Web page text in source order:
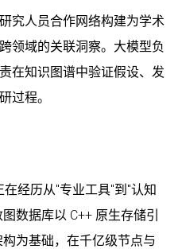
究人员合作网络构建为学术
领域的关联洞察。大模型负
在知识图谱中验证假设、发
过程。
经历从"专业工具"到"认知
数据库以 C++ 原生存储引
为基础，在千亿级节点与